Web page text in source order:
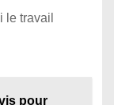
le travail
pour